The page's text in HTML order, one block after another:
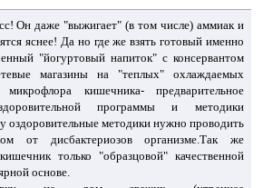
Он даже "выжигает" (в том числе) аммиак и
яснее! Да но где же взять готовый именно
"йогуртовый напиток" с консервантом
магазины на "теплых" охлаждаемых
кишечника- предварительное
программы и методики
оздоровительные методики нужно проводить
от дисбактериозов организме.Так же
только "образцовой" качественной
основе.